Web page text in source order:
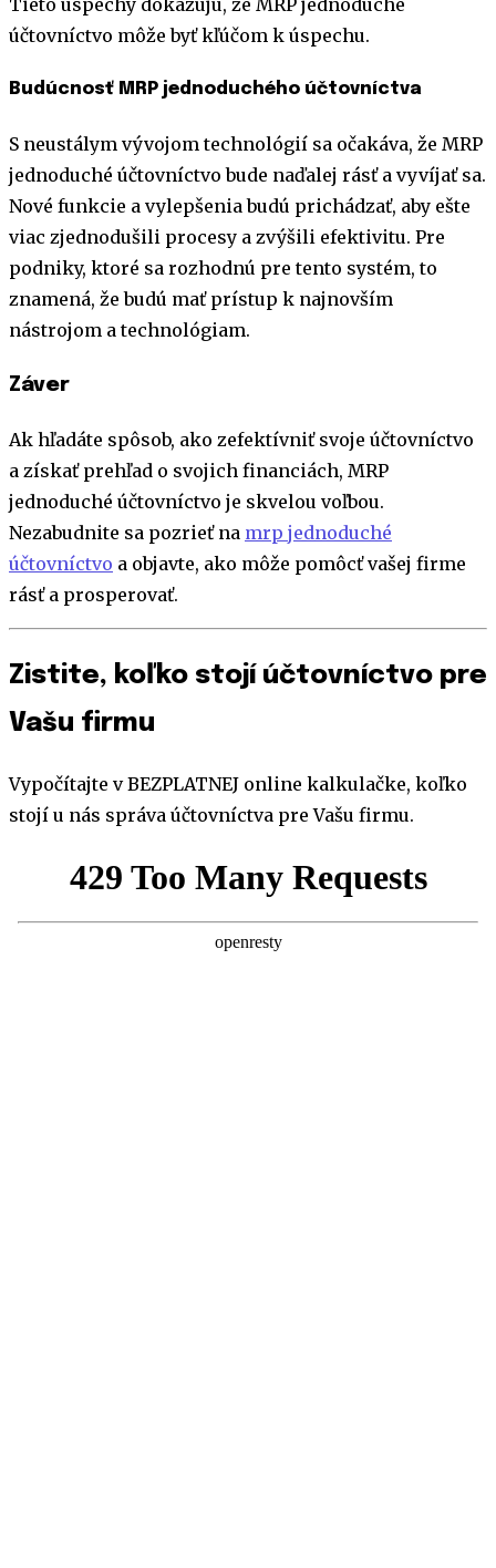
účtovníctvo môže byť kľúčom k úspechu.
Budúcnosť MRP jednoduchého účtovníctva
S neustálym vývojom technológií sa očakáva, že MRP
jednoduché účtovníctvo bude naďalej rásť a vyvíjať sa.
Nové funkcie a vylepšenia budú prichádzať, aby ešte
viac zjednodušili procesy a zvýšili efektivitu. Pre
podniky, ktoré sa rozhodnú pre tento systém, to
znamená, že budú mať prístup k najnovším
nástrojom a technológiam.
Záver
Ak hľadáte spôsob, ako zefektívniť svoje účtovníctvo
a získať prehľad o svojich financiách, MRP
jednoduché účtovníctvo je skvelou voľbou.
Nezabudnite sa pozrieť na mrp jednoduché
účtovníctvo a objavte, ako môže pomôcť vašej firme
rásť a prosperovať.
Zistite, koľko stojí účtovníctvo pre
Vašu firmu
Vypočítajte v BEZPLATNEJ online kalkulačke, koľko
stojí u nás správa účtovníctva pre Vašu firmu.